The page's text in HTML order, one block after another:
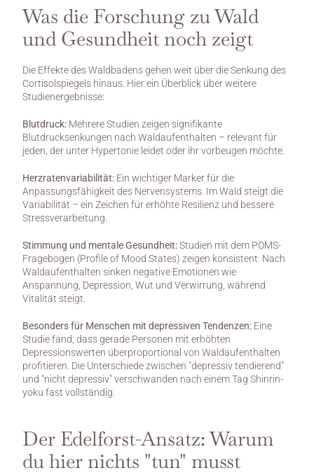
Was die Forschung zu Wald
und Gesundheit noch zeigt
Die Effekte des Waldbadens gehen weit über die Senkung des
Cortisolspiegels hinaus. Hier ein Überblick über weitere
Studienergebnisse:
Blutdruck: Mehrere Studien zeigen signifikante
Blutdrucksenkungen nach Waldaufenthalten – relevant für
jeden, der unter Hypertonie leidet oder ihr vorbeugen möchte.
Herzratenvariabilität: Ein wichtiger Marker für die
Anpassungsfähigkeit des Nervensystems. Im Wald steigt die
Variabilität – ein Zeichen für erhöhte Resilienz und bessere
Stressverarbeitung.
Stimmung und mentale Gesundheit: Studien mit dem POMS-
Fragebogen (Profile of Mood States) zeigen konsistent: Nach
Waldaufenthalten sinken negative Emotionen wie
Anspannung, Depression, Wut und Verwirrung, während
Vitalität steigt.
Besonders für Menschen mit depressiven Tendenzen: Eine
Studie fand, dass gerade Personen mit erhöhten
Depressionswerten überproportional von Waldaufenthalten
profitieren. Die Unterschiede zwischen "depressiv tendierend"
und "nicht depressiv" verschwanden nach einem Tag Shinrin-
yoku fast vollständig.
Der Edelforst-Ansatz: Warum
du hier nichts "tun" musst